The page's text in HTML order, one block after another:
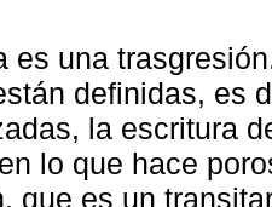
es una
definidas, es
la escritura
lo que hace
que es un